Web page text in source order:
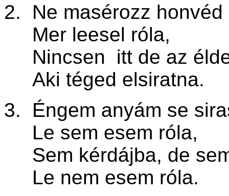
2. Ne masérozz honvéd
Mer leesel róla,
Nincsen itt de az
Aki téged elsiratna.
3. Éngem anyám se
Le sem esem róla,
Sem kérdájba, de
Le nem esem róla.